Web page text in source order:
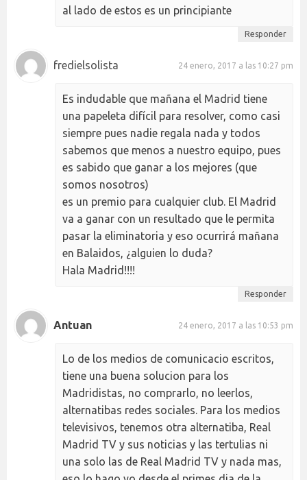
al lado de estos es un principiante
Responder
fredielsolista 24 enero, 2017 a las 10:27 pm
Es indudable que mañana el Madrid tiene
una papeleta difícil para resolver, como casi
siempre pues nadie regala nada y todos
sabemos que menos a nuestro equipo, pues
es sabido que ganar a los mejores (que
somos nosotros)
es un premio para cualquier club. El Madrid
va a ganar con un resultado que le permita
pasar la eliminatoria y eso ocurrirá mañana
en Balaidos, ¿alguien lo duda?
Hala Madrid!!!!
Responder
Antuan 24 enero, 2017 a las 10:53 pm
Lo de los medios de comunicacio escritos,
tiene una buena solucion para los
Madridistas, no comprarlo, no leerlos,
alternatibas redes sociales. Para los medios
televisivos, tenemos otra alternatiba, Real
Madrid TV y sus noticias y las tertulias ni
una solo las de Real Madrid TV y nada mas,